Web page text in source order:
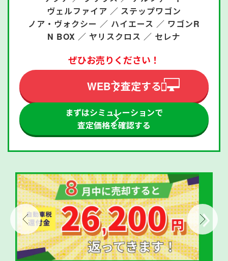
ヴェルファイア ／ ステップワゴン
ノア・ヴォクシー ／ ハイエース ／ ワゴンR
N BOX ／ ヤリスクロス ／ セレナ
ぜひお売りください！
WEBで査定する
まずはシミュレーションで
査定価格を確認する